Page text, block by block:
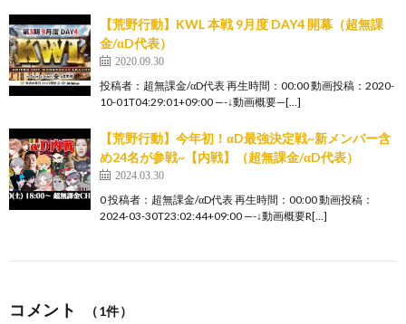
【荒野行動】KWL 本戦 9月度 DAY4 開幕（超無課
金/αD代表）
2020.09.30
投稿者：超無課金/αD代表 再生時間：00:00 動画投稿：2020-
10-01T04:29:01+09:00 —-↓動画概要—[…]
【荒野行動】今年初！αD最強決定戦~新メンバー含
め24名が参戦~【内戦】（超無課金/αD代表）
2024.03.30
0 投稿者：超無課金/αD代表 再生時間：00:00 動画投稿：
2024-03-30T23:02:44+09:00 —-↓動画概要R[…]
コメント （1件）